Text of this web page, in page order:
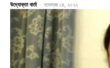
উদ্যোক্তা বার্তা - নভেম্বর ১৪, ২০২২